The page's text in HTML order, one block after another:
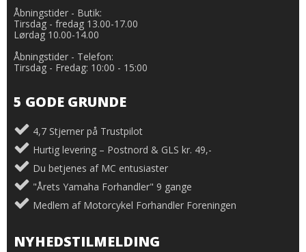
Åbningstider - Butik:
Tirsdag - fredag 13.00-17.00
Lørdag 10.00-14.00
Åbningstider - Telefon:
Tirsdag - Fredag: 10:00 - 15:00
5 GODE GRUNDE
4,7 Stjerner på Trustpilot
Hurtig levering – Postnord & GLS kr. 49,-
Du betjenes af MC entusiaster
"Årets Yamaha Forhandler" 9 gange
Medlem af Motorcykel Forhandler Foreningen
NYHEDSTILMELDING